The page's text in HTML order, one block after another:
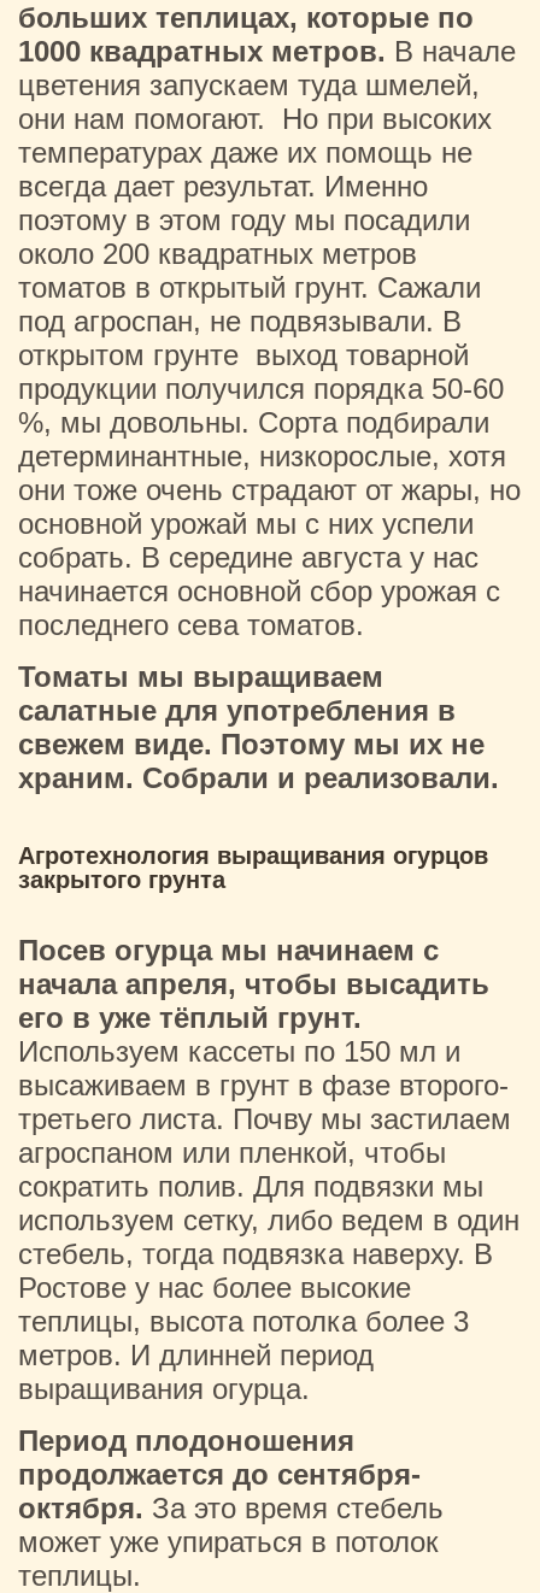
больших теплицах, которые по
1000 квадратных метров. В начале
цветения запускаем туда шмелей,
они нам помогают. Но при высоких
температурах даже их помощь не
всегда дает результат. Именно
поэтому в этом году мы посадили
около 200 квадратных метров
томатов в открытый грунт. Сажали
под агроспан, не подвязывали. В
открытом грунте выход товарной
продукции получился порядка 50-60
%, мы довольны. Сорта подбирали
детерминантные, низкорослые, хотя
они тоже очень страдают от жары, но
основной урожай мы с них успели
собрать. В середине августа у нас
начинается основной сбор урожая с
последнего сева томатов.
Томаты мы выращиваем
салатные для употребления в
свежем виде. Поэтому мы их не
храним. Собрали и реализовали.
Агротехнология выращивания огурцов
закрытого грунта
Посев огурца мы начинаем с
начала апреля, чтобы высадить
его в уже тёплый грунт.
Используем кассеты по 150 мл и
высаживаем в грунт в фазе второго-
третьего листа. Почву мы застилаем
агроспаном или пленкой, чтобы
сократить полив. Для подвязки мы
используем сетку, либо ведем в один
стебель, тогда подвязка наверху. В
Ростове у нас более высокие
теплицы, высота потолка более 3
метров. И длинней период
выращивания огурца.
Период плодоношения
продолжается до сентября-
октября. За это время стебель
может уже упираться в потолок
теплицы.